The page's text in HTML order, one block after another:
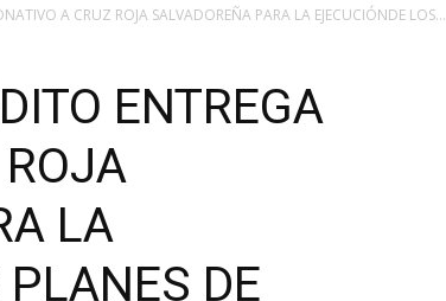
A CRUZ ROJA SALVADOREÑA PARA LA EJECUCIÓNDE LOS...
ENTREGA
LA
DE